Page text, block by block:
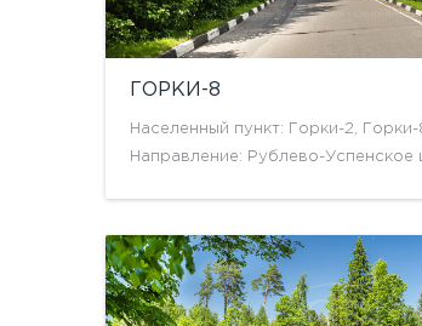
ГОРКИ-8
Населенный пункт: Горки-2, Горки-
Направление: Рублево-Успенское